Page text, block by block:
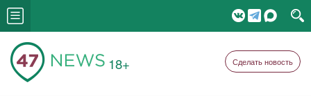
18+ Сделать новость